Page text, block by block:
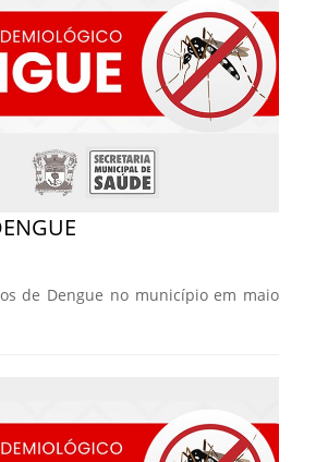
de Dengue no município em maio